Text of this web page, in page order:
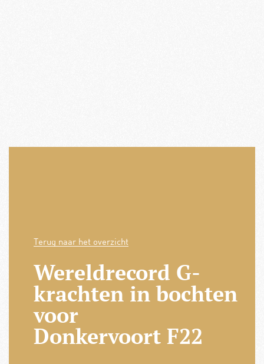
Terug naar het overzicht
Wereldrecord G-
krachten in bochten
voor
Donkervoort F22